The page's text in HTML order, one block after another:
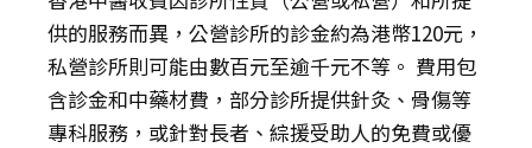
供的服務而異，公營診所的診金約為港幣120元，
私營診所則可能由數百元至逾千元不等。 費用包
含診金和中藥材費，部分診所提供針灸、骨傷等
專科服務，或針對長者、綜援受助人的免費或優